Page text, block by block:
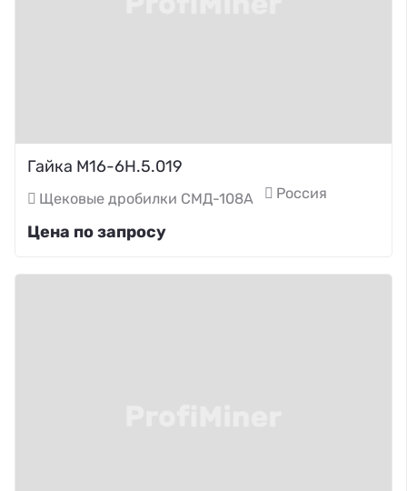
Гайка М16-6Н.5.019
Щековые дробилки СМД-108А Россия
Цена по запросу